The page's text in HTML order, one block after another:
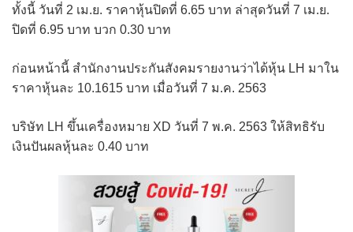
ทั้งนี้ วันที่ 2 เม.ย. ราคาหุ้นปิดที่ 6.65 บาท ล่าสุดวันที่ 7 เม.ย.
ปิดที่ 6.95 บาท บวก 0.30 บาท
ก่อนหน้านี้ สำนักงานประกันสังคมรายงานว่าได้หุ้น LH มาใน
ราคาหุ้นละ 10.1615 บาท เมื่อวันที่ 7 ม.ค. 2563
บริษัท LH ขึ้นเครื่องหมาย XD วันที่ 7 พ.ค. 2563 ให้สิทธิรับ
เงินปันผลหุ้นละ 0.40 บาท